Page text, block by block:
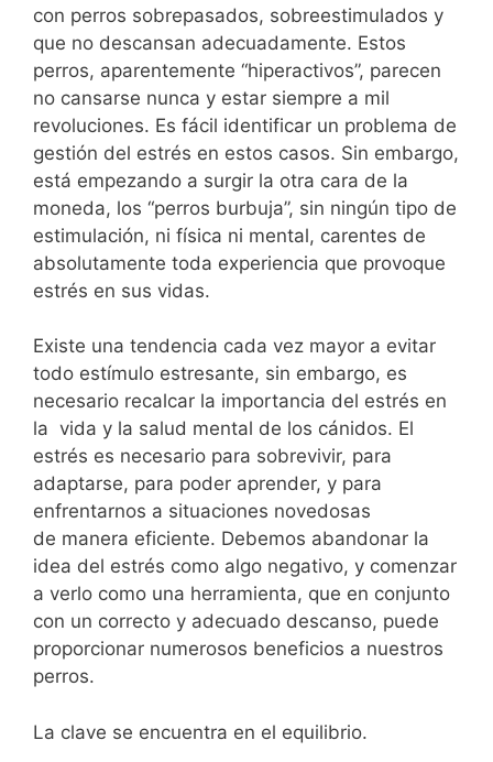
con perros sobrepasados, sobreestimulados y
que no descansan adecuadamente. Estos
perros, aparentemente “hiperactivos”, parecen
no cansarse nunca y estar siempre a mil
revoluciones. Es fácil identificar un problema de
gestión del estrés en estos casos. Sin embargo,
está empezando a surgir la otra cara de la
moneda, los “perros burbuja”, sin ningún tipo de
estimulación, ni física ni mental, carentes de
absolutamente toda experiencia que provoque
estrés en sus vidas.
Existe una tendencia cada vez mayor a evitar
todo estímulo estresante, sin embargo, es
necesario recalcar la importancia del estrés en
la vida y la salud mental de los cánidos. El
estrés es necesario para sobrevivir, para
adaptarse, para poder aprender, y para
enfrentarnos a situaciones novedosas
de manera eficiente. Debemos abandonar la
idea del estrés como algo negativo, y comenzar
a verlo como una herramienta, que en conjunto
con un correcto y adecuado descanso, puede
proporcionar numerosos beneficios a nuestros
perros.
La clave se encuentra en el equilibrio.